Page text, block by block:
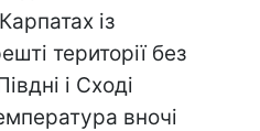
із
території без
і Сході
вночі